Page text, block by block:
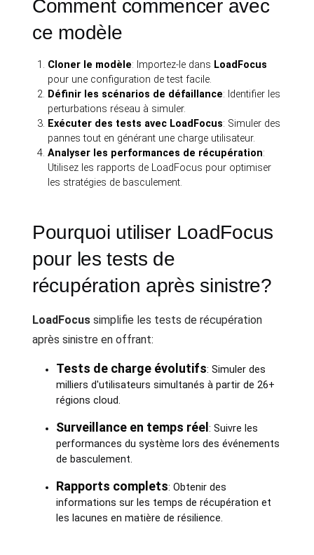
Comment commencer avec
ce modèle
Cloner le modèle: Importez-le dans LoadFocus
pour une configuration de test facile.
Définir les scénarios de défaillance: Identifier les
perturbations réseau à simuler.
Exécuter des tests avec LoadFocus: Simuler des
pannes tout en générant une charge utilisateur.
Analyser les performances de récupération:
Utilisez les rapports de LoadFocus pour optimiser
les stratégies de basculement.
Pourquoi utiliser LoadFocus
pour les tests de
récupération après sinistre?
LoadFocus simplifie les tests de récupération
après sinistre en offrant:
Tests de charge évolutifs: Simuler des
milliers d'utilisateurs simultanés à partir de 26+
régions cloud.
Surveillance en temps réel : Suivre les
performances du système lors des événements
de basculement.
Rapports complets: Obtenir des
informations sur les temps de récupération et
les lacunes en matière de résilience.